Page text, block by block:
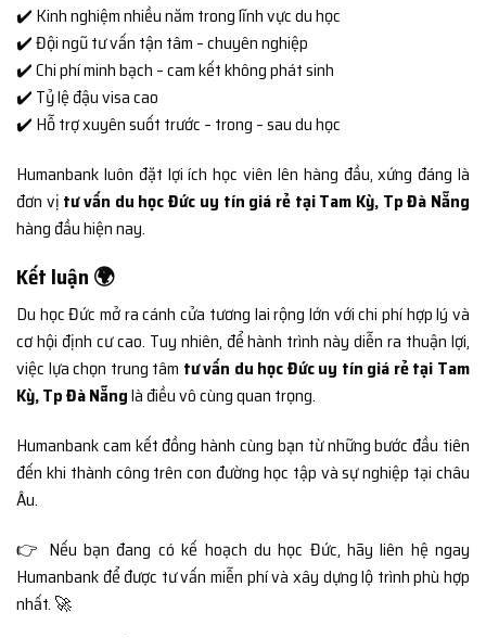
✔️ Kinh nghiệm nhiều năm trong lĩnh vực du học
✔️ Đội ngũ tư vấn tận tâm – chuyên nghiệp
✔️ Chi phí minh bạch – cam kết không phát sinh
✔️ Tỷ lệ đậu visa cao
✔️ Hỗ trợ xuyên suốt trước – trong – sau du học
Humanbank luôn đặt lợi ích học viên lên hàng đầu, xứng đáng là
đơn vị tư vấn du học Đức uy tín giá rẻ tại Tam Kỳ, Tp Đà Nẵng
hàng đầu hiện nay.
Kết luận 🌍
Du học Đức mở ra cánh cửa tương lai rộng lớn với chi phí hợp lý và
cơ hội định cư cao. Tuy nhiên, để hành trình này diễn ra thuận lợi,
việc lựa chọn trung tâm tư vấn du học Đức uy tín giá rẻ tại Tam
Kỳ, Tp Đà Nẵnglà điều vô cùng quan trọng.
Humanbank cam kết đồng hành cùng bạn từ những bước đầu tiên
đến khi thành công trên con đường học tập và sự nghiệp tại châu
Âu.
👉 Nếu bạn đang có kế hoạch du học Đức, hãy liên hệ ngay
Humanbank để được tư vấn miễn phí và xây dựng lộ trình phù hợp
nhất. 🚀